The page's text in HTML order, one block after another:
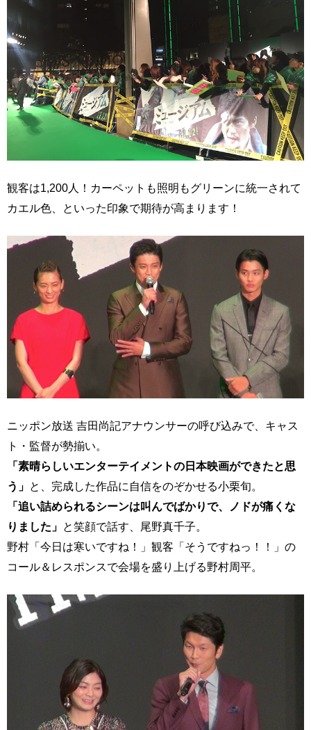
観客は1,200人！カーペットも照明もグリーンに統一されて
カエル色、といった印象で期待が高まります！
ニッポン放送 吉田尚記アナウンサーの呼び込みで、キャス
ト・監督が勢揃い。
「素晴らしいエンターテイメントの日本映画ができたと思
う」
と、完成した作品に自信をのぞかせる小栗旬。
「追い詰められるシーンは叫んでばかりで、ノドが痛くな
りました」
と笑顔で話す、尾野真千子。
野村「今日は寒いですね！」観客「そうですねっ！！」の
コール＆レスポンスで会場を盛り上げる野村周平。